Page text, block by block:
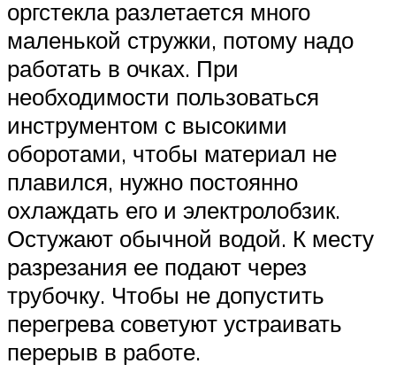
оргстекла разлетается много
маленькой стружки, потому надо
работать в очках. При
необходимости пользоваться
инструментом с высокими
оборотами, чтобы материал не
плавился, нужно постоянно
охлаждать его и электролобзик.
Остужают обычной водой. К месту
разрезания ее подают через
трубочку. Чтобы не допустить
перегрева советуют устраивать
перерыв в работе.